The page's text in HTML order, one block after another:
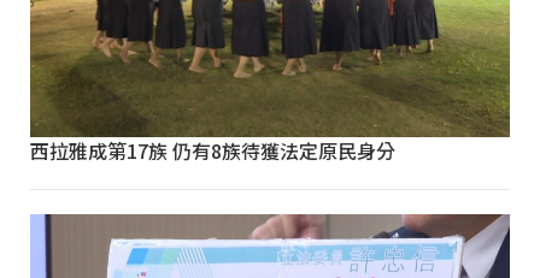
西拉雅成第17族 仍有8族待獲法定原民身分